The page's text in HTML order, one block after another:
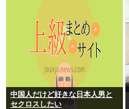
中国人だけど好きな日本人男と
セクロスしたい